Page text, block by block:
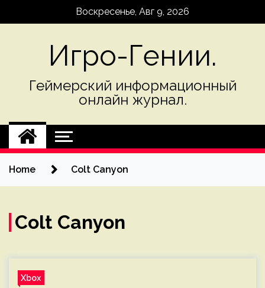
Воскресенье, Авг 9, 2026
Игро-Гении.
Геймерский информационный
онлайн журнал.
Home Colt Canyon
Colt Canyon
Xbox